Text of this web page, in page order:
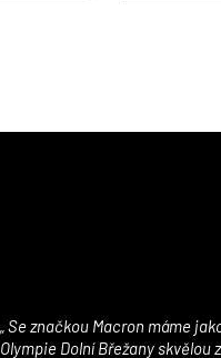
Olympie Dolní Břežany skvělou